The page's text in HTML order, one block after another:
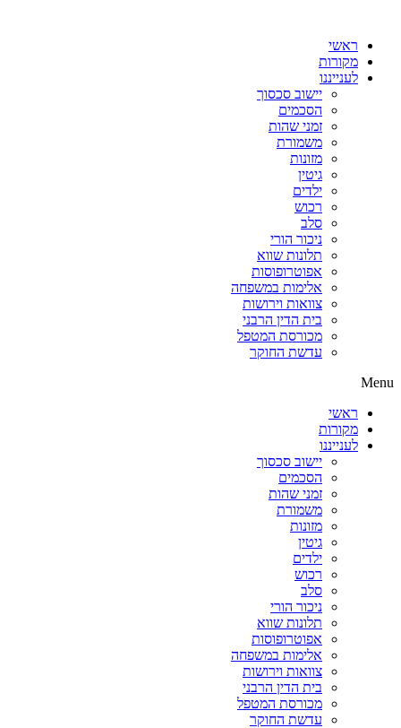
ראשי
מקורות
לענייננו
יישוב סכסוך
הסכמים
זמני שהות
משמורת
מזונות
גיטין
ילדים
רכוש
סלב
ניכור הורי
תלונות שווא
אפוטרופוסות
אלימות במשפחה
צוואות וירושות
בית הדין הרבני
מכורסת המטפל
עדשת החוקר
Menu
ראשי
מקורות
לענייננו
יישוב סכסוך
הסכמים
זמני שהות
משמורת
מזונות
גיטין
ילדים
רכוש
סלב
ניכור הורי
תלונות שווא
אפוטרופוסות
אלימות במשפחה
צוואות וירושות
בית הדין הרבני
מכורסת המטפל
עדשת החוקר